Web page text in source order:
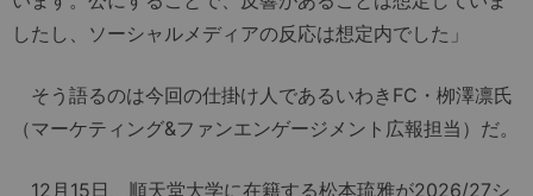
したし、ソーシャルメディアの反応は想定内でした」
そう語るのは今回の仕掛け人であるいわきFC・栁澤凛氏
（マーケティング&ファンエンゲージメント広報担当）だ。
12月15日、順天堂大学に在籍する松本琉雅が2026/27シ